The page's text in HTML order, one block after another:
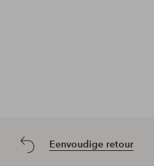
Eenvoudige retour